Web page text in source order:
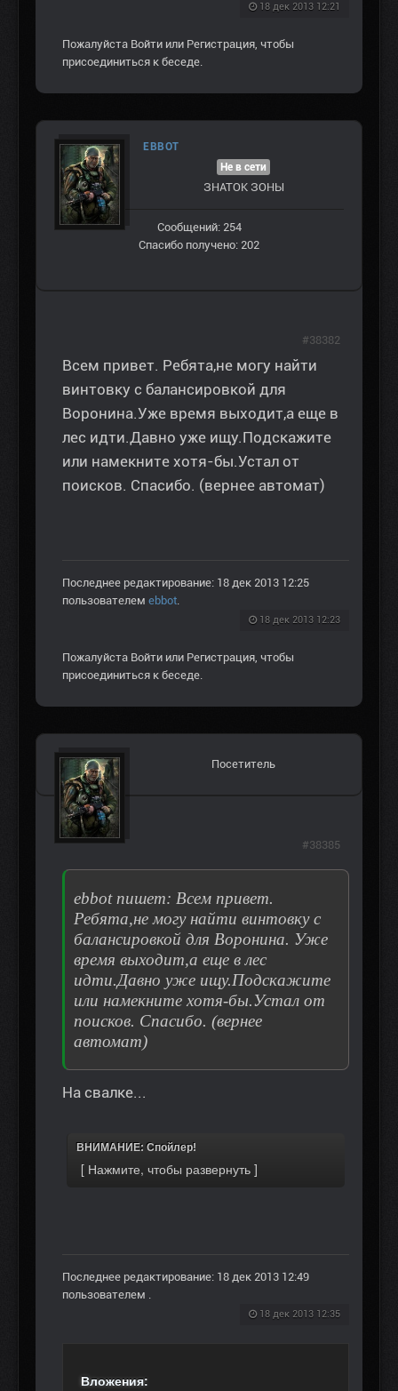
18 дек 2013 12:21
Пожалуйста Войти или Регистрация, чтобы
присоединиться к беседе.
EBBOT
Не в сети
ЗНАТОК ЗОНЫ
Сообщений: 254
Спасибо получено: 202
Всем привет. Ребята,не могу найти
винтовку с балансировкой для
Воронина.Уже время выходит,а еще в
лес идти.Давно уже ищу.Подскажите
или намекните хотя-бы.Устал от
поисков. Спасибо. (вернее автомат)
Последнее редактирование: 18 дек 2013 12:25
пользователем ebbot.
18 дек 2013 12:23
#38382
Пожалуйста Войти или Регистрация, чтобы
присоединиться к беседе.
Посетитель
ebbot пишет: Всем привет.
Ребята,не могу найти винтовку с
балансировкой для Воронина. Уже
время выходит,а еще в лес
идти.Давно уже ищу.Подскажите
или намекните хотя-бы.Устал от
поисков. Спасибо. (вернее
автомат)
На свалке...
ВНИМАНИЕ: Спойлер!
Последнее редактирование: 18 дек 2013 12:49
пользователем .
18 дек 2013 12:35
#38385
Вложения: